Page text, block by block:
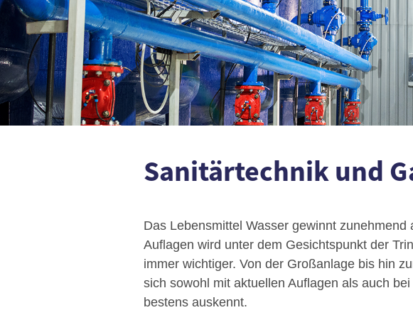
Sanitärtechnik und
Das Lebensmittel Wasser gewinnt
Auflagen wird unter dem Gesichtspunkt der
immer wichtiger. Von der Großanlage bis hin
sich sowohl mit aktuellen Auflagen als auch
bestens auskennt.